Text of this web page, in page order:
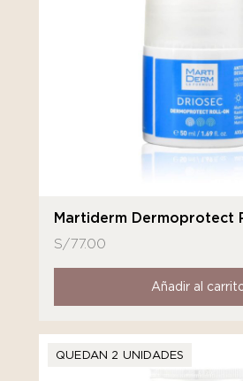
Martiderm Dermoprotect
S/77.00
Añadir al
QUEDAN 2 UNIDADES